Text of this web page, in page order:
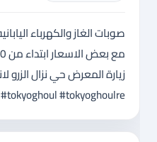
#tokyoghoul #tokyoghoulre